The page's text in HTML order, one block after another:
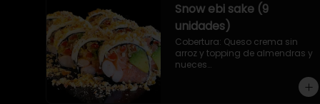
Snow ebi sake (9
unidades)
Cobertura: Queso crema sin
arroz y topping de almendras y
nueces
Relleno: Camarón ecuatoriano,